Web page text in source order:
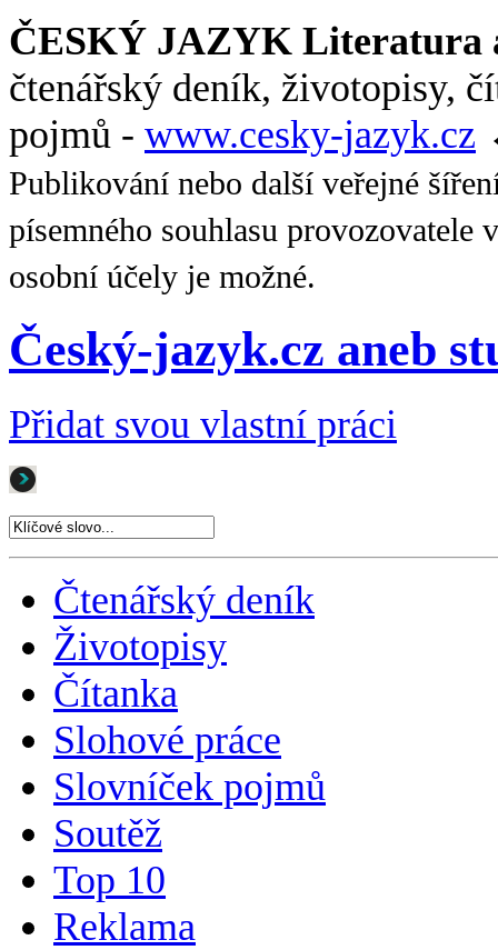
ČESKÝ JAZYK Literatura
čtenářský deník, životopisy,
pojmů - www.cesky-jazyk.cz
Publikování nebo další veřejné
písemného souhlasu
osobní účely je možné.
Český-jazyk.cz aneb
Přidat svou vlastní práci
Čtenářský deník
Životopisy
Čítanka
Slohové práce
Slovníček pojmů
Soutěž
Top 10
Reklama